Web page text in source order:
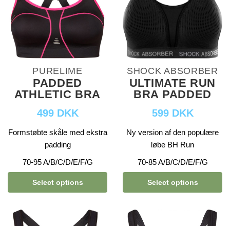
PURELIME
PADDED
ATHLETIC BRA
499 DKK
Formstøbte skåle med ekstra
padding
70-95 A/B/C/D/E/F/G
Select options
SHOCK ABSORBER
ULTIMATE RUN
BRA PADDED
599 DKK
Ny version af den populære
løbe BH Run
70-85 A/B/C/D/E/F/G
Select options